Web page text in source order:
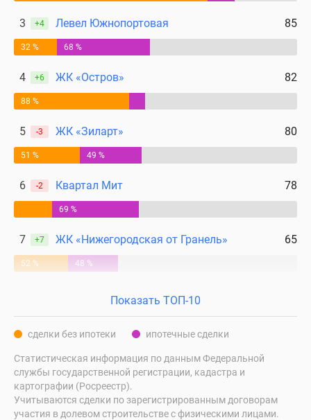
коттеджи
Коттеджные
поселки
Новой
Москве
коттеджные
поселки
Строящиеся
коттеджные
Коттеджные
поселки
водоема
Коттеджные
поселки
3 +4 Левел Южнопортовая 85
32 % 68 %
4 +6 ЖК «Остров» 82
88 %
5 -3 ЖК «Зиларт» 80
51 % 49 %
6 -2 Квартал Мит 78
69 %
7 +7 ЖК «Нижегородская от Гранель» 65
52 % 48 %
Показать ТОП-10
сделки без ипотеки ипотечные сделки
Статистическая информация по данным Федеральной
службы государственной регистрации, кадастра и
картографии (Росреестр).
Учитываются сделки по зарегистрированным договорам
участия в долевом строительстве с физическими лицами.